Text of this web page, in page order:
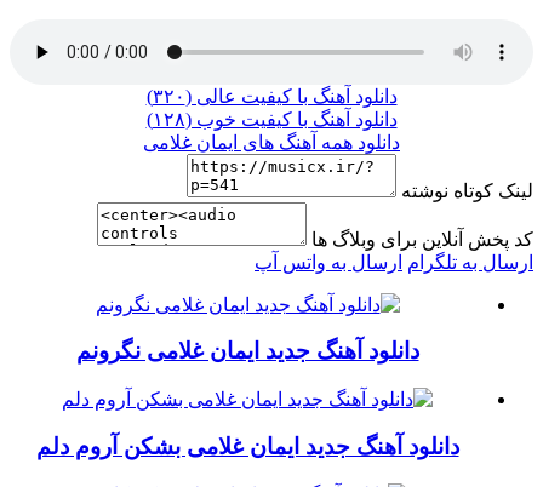
دانلود آهنگ با کیفیت عالی (۳۲۰)
دانلود آهنگ با کیفیت خوب (۱۲۸)
دانلود همه آهنگ های ایمان غلامی
لینک کوتاه نوشته
کد پخش آنلاین برای وبلاگ ها
ارسال به تلگرام ارسال به واتس آپ
دانلود آهنگ جدید ایمان غلامی نگرونم
دانلود آهنگ جدید ایمان غلامی بشکن آروم دلم